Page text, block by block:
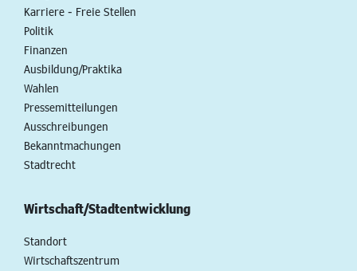
Karriere - Freie Stellen
Politik
Finanzen
Ausbildung/Praktika
Wahlen
Pressemitteilungen
Ausschreibungen
Bekanntmachungen
Stadtrecht
Wirtschaft/Stadtentwicklung
Standort
Wirtschaftszentrum